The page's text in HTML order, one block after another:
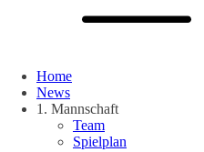
Home
News
1. Mannschaft
Team
Spielplan